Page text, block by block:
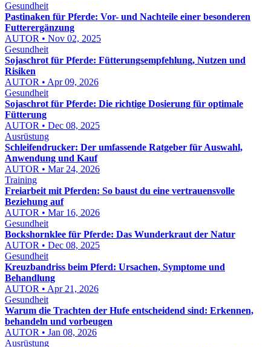
Gesundheit
Pastinaken für Pferde: Vor- und Nachteile einer besonderen
Futterergänzung
AUTOR • Nov 02, 2025
Gesundheit
Sojaschrot für Pferde: Fütterungsempfehlung, Nutzen und
Risiken
AUTOR • Apr 09, 2026
Gesundheit
Sojaschrot für Pferde: Die richtige Dosierung für optimale
Fütterung
AUTOR • Dec 08, 2025
Ausrüstung
Schleifendrucker: Der umfassende Ratgeber für Auswahl,
Anwendung und Kauf
AUTOR • Mar 24, 2026
Training
Freiarbeit mit Pferden: So baust du eine vertrauensvolle
Beziehung auf
AUTOR • Mar 16, 2026
Gesundheit
Bockshornklee für Pferde: Das Wunderkraut der Natur
AUTOR • Dec 08, 2025
Gesundheit
Kreuzbandriss beim Pferd: Ursachen, Symptome und
Behandlung
AUTOR • Apr 21, 2026
Gesundheit
Warum die Trachten der Hufe entscheidend sind: Erkennen,
behandeln und vorbeugen
AUTOR • Jan 08, 2026
Ausrüstung